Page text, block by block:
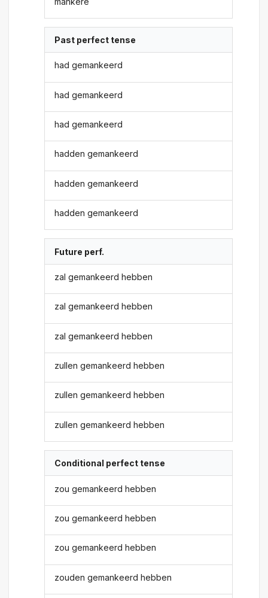
Past perfect tense
had gemankeerd
had gemankeerd
had gemankeerd
hadden gemankeerd
hadden gemankeerd
hadden gemankeerd
Future perf.
zal gemankeerd hebben
zal gemankeerd hebben
zal gemankeerd hebben
zullen gemankeerd hebben
zullen gemankeerd hebben
zullen gemankeerd hebben
Conditional perfect tense
zou gemankeerd hebben
zou gemankeerd hebben
zou gemankeerd hebben
zouden gemankeerd hebben